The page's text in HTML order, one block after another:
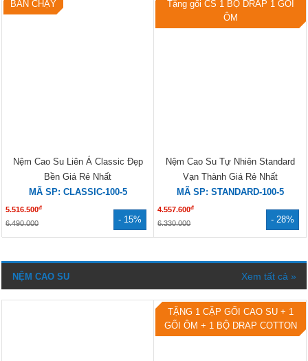
- 15%
Bền Giá Rẻ Nhất
MÃ SP: CLASSIC-100-5
5.516.500 đ
6.490.000
ÔM
- 28%
Vạn Thành Giá Rẻ Nhất
MÃ SP: STANDARD-100-5
4.557.600 đ
6.330.000
NỆM CAO SU Xem tất cả »
TẶNG 1 CẶP GỐI CAO SU + 1
GỐI ÔM + 1 BỘ DRAP COTTON